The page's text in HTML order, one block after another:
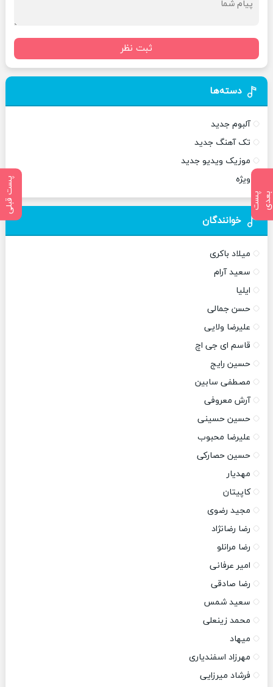
پ
س
ت
ب
ع
د ی پست قبلی
ثبت نظر
دسته‌ها
آلبوم جدید
تک آهنگ جدید
موزیک ویدیو جدید
ویژه
خوانندگان
میلاد باکری
سعید آرام
ایلیا
حسن جمالی
علیرضا ولایی
قاسم ای جی اچ
حسین رایج
مصطفی سابین
آرش معروفی
حسین حسینی
علیرضا محبوب
حسین حصارکی
مهدیار
کاپیتان
مجید رضوی
رضا رضانژاد
رضا مرانلو
امیر عرفانی
رضا صادقی
سعید شمس
محمد زینعلی
میهاد
مهرزاد اسفندیاری
فرشاد میرزایی